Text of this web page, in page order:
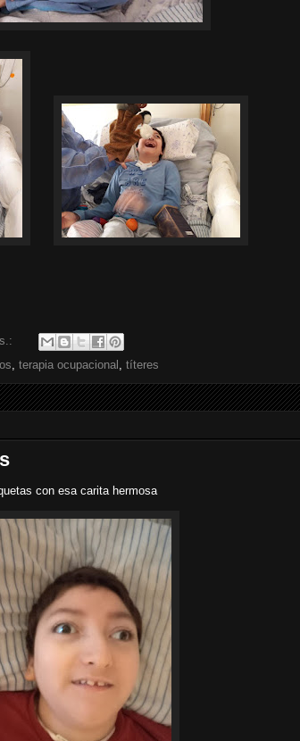
, terapia ocupacional , títeres
con esa carita hermosa